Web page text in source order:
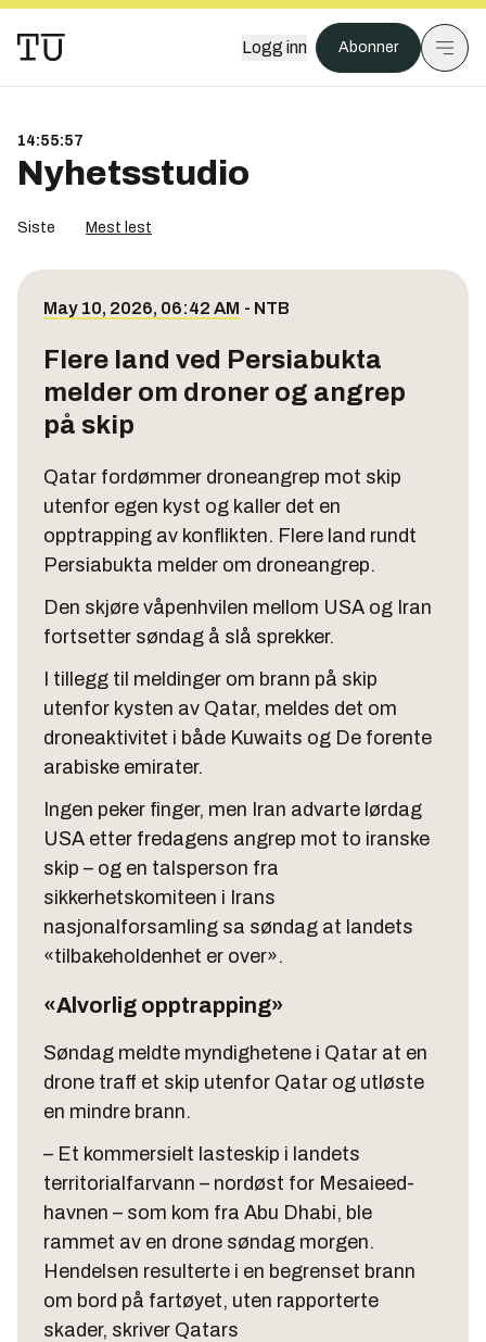
Logg inn Abonner
14:55:58
Nyhetsstudio
Siste Mest lest
May 10, 2026, 06:42 AM - NTB
Flere land ved Persiabukta
melder om droner og angrep
på skip
Qatar fordømmer droneangrep mot skip
utenfor egen kyst og kaller det en
opptrapping av konflikten. Flere land rundt
Persiabukta melder om droneangrep.
Den skjøre våpenhvilen mellom USA og Iran
fortsetter søndag å slå sprekker.
I tillegg til meldinger om brann på skip
utenfor kysten av Qatar, meldes det om
droneaktivitet i både Kuwaits og De forente
arabiske emirater.
Ingen peker finger, men Iran advarte lørdag
USA etter fredagens angrep mot to iranske
skip – og en talsperson fra
sikkerhetskomiteen i Irans
nasjonalforsamling sa søndag at landets
«tilbakeholdenhet er over».
«Alvorlig opptrapping»
Søndag meldte myndighetene i Qatar at en
drone traff et skip utenfor Qatar og utløste
en mindre brann.
– Et kommersielt lasteskip i landets
territorialfarvann – nordøst for Mesaieed-
havnen – som kom fra Abu Dhabi, ble
rammet av en drone søndag morgen.
Hendelsen resulterte i en begrenset brann
om bord på fartøyet, uten rapporterte
skader, skriver Qatars